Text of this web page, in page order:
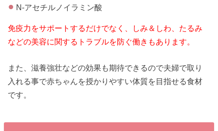
N‐アセチルノイラミン酸
免疫力をサポートするだけでなく、しみ＆しわ、たるみ
などの美容に関するトラブルを防ぐ働きもあります。
また、滋養強壮などの効果も期待できるので夫婦で取り
入れる事で赤ちゃんを授かりやすい体質を目指せる食材
です。